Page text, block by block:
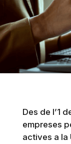
Des de l’1
empreses
actives a la